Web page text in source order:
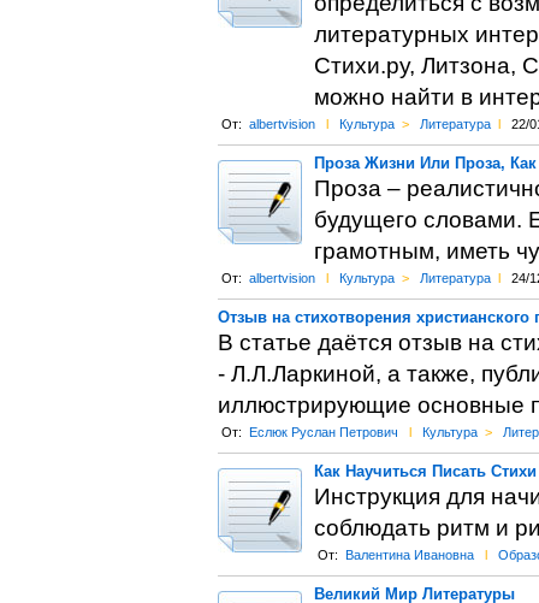
литературных
Стихи.ру, Литзона,
можно найти в
От: albertvision l Культура > Литература l 22/
Проза Жизни Или Проза,
Проза –
будущего словами.
грамотным, иметь
От: albertvision l Культура > Литература l 24/
Отзыв на стихотворения
В статье даётся отзыв на
- Л.Л.Ларкиной, а также,
иллюстрирующие основные
От: Еслюк Руслан Петрович l Культура >
Как Научиться Писать Стихи
Инструкция для
соблюдать ритм и
От: Валентина Ивановна l
Великий Мир Литературы